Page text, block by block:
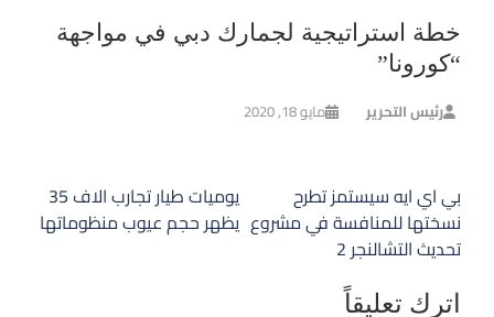
خطة استراتيجية لجمارك دبي في مواجهة
“كورونا”
رئيس التحرير مايو 18, 2020
تصفّح
المقالات
يوميات طيار تجارب الاف 35
يظهر حجم عيوب منظوماتها
بي اي ايه سيستمز تطرح
نسختها للمنافسة في مشروع
تحديث التشالنجر 2
اترك تعليقاً